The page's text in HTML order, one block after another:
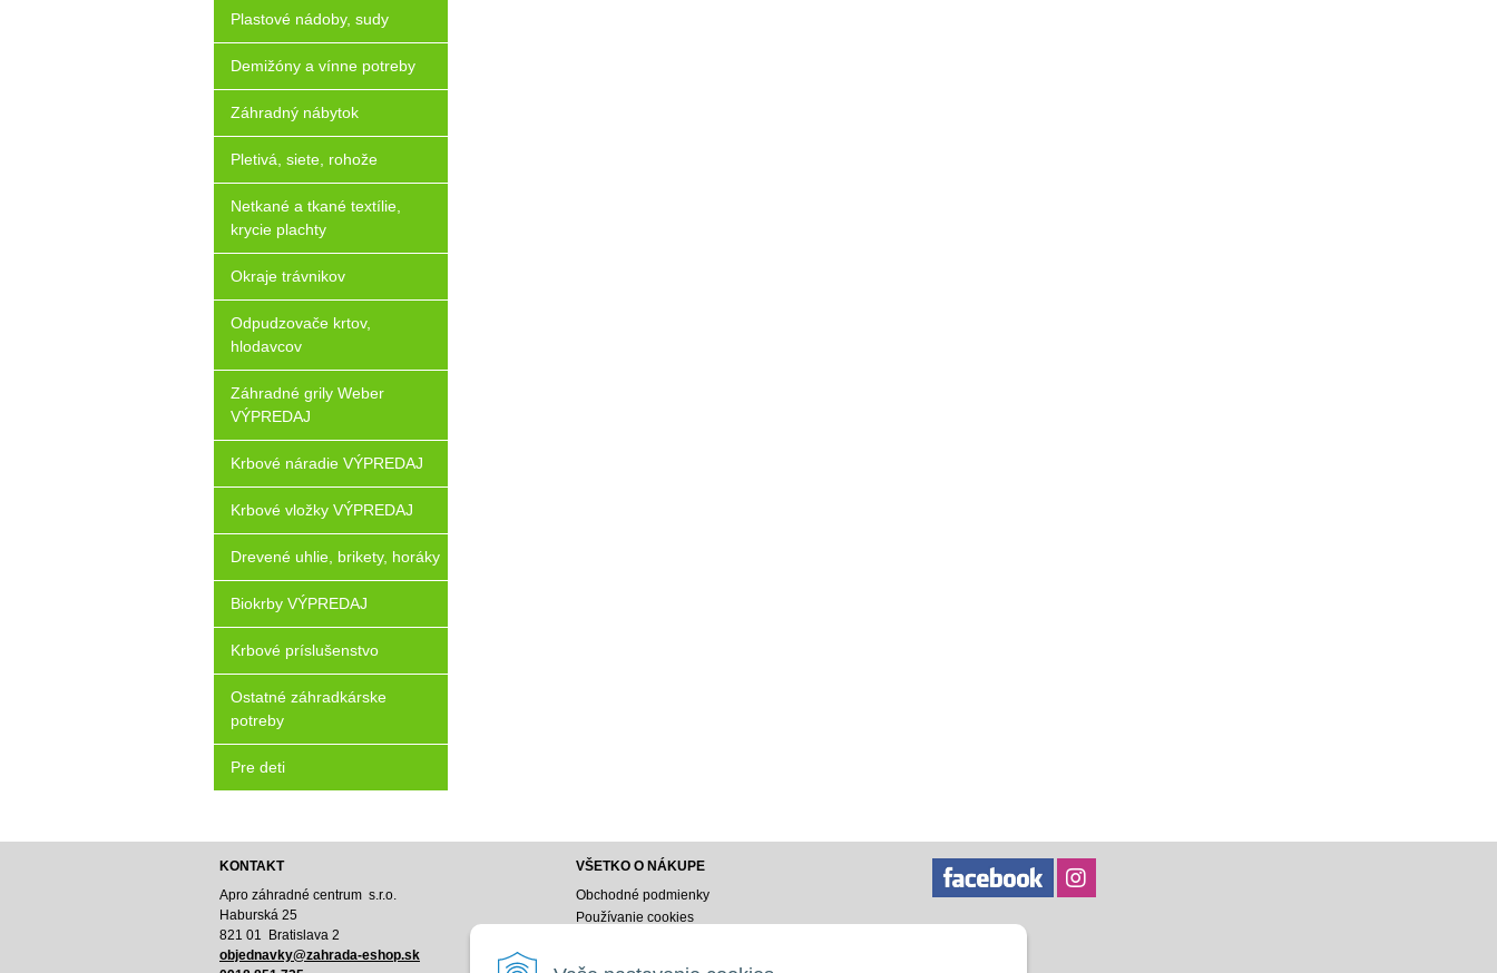
Plastové nádoby, sudy
Demižóny a vínne potreby
Záhradný nábytok
Pletivá, siete, rohože
Netkané a tkané textílie,
krycie plachty
Okraje trávnikov
Odpudzovače krtov,
hlodavcov
Záhradné grily Weber
VÝPREDAJ
Krbové náradie VÝPREDAJ
Krbové vložky VÝPREDAJ
Drevené uhlie, brikety, horáky
Biokrby VÝPREDAJ
Krbové príslušenstvo
Ostatné záhradkárske
potreby
Pre deti
KONTAKT
Apro záhradné centrum s.r.o.
Haburská 25
821 01 Bratislava 2
objednavky@zahrada-eshop.sk
VŠETKO O NÁKUPE
Obchodné podmienky
Používanie cookies